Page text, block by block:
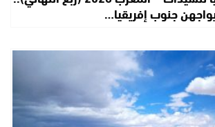
جنوب إفريقيا…